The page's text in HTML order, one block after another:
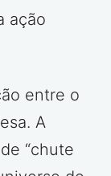
ação
entre o
A
“chute